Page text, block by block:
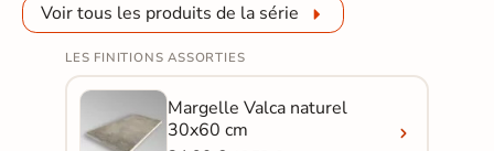
Voir tous les produits de la série
LES FINITIONS ASSORTIES
Margelle Valca naturel
30x60 cm